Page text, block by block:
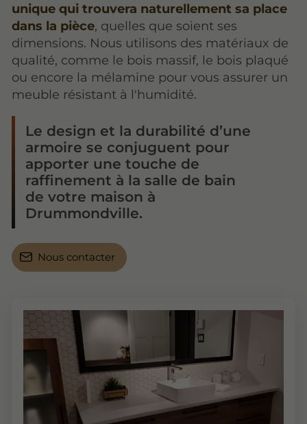
unique qui trouvera naturellement sa place
dans la pièce, quelles que soient ses
dimensions. Nous utilisons des matériaux de
qualité, comme le bois massif, le bois plaqué
ou encore la mélamine pour vous assurer un
meuble résistant à l'humidité.
Le design et la durabilité d’une
armoire se conjuguent pour
apporter une touche de
raffinement à la salle de bain
de votre maison à
Drummondville.
Nous contacter